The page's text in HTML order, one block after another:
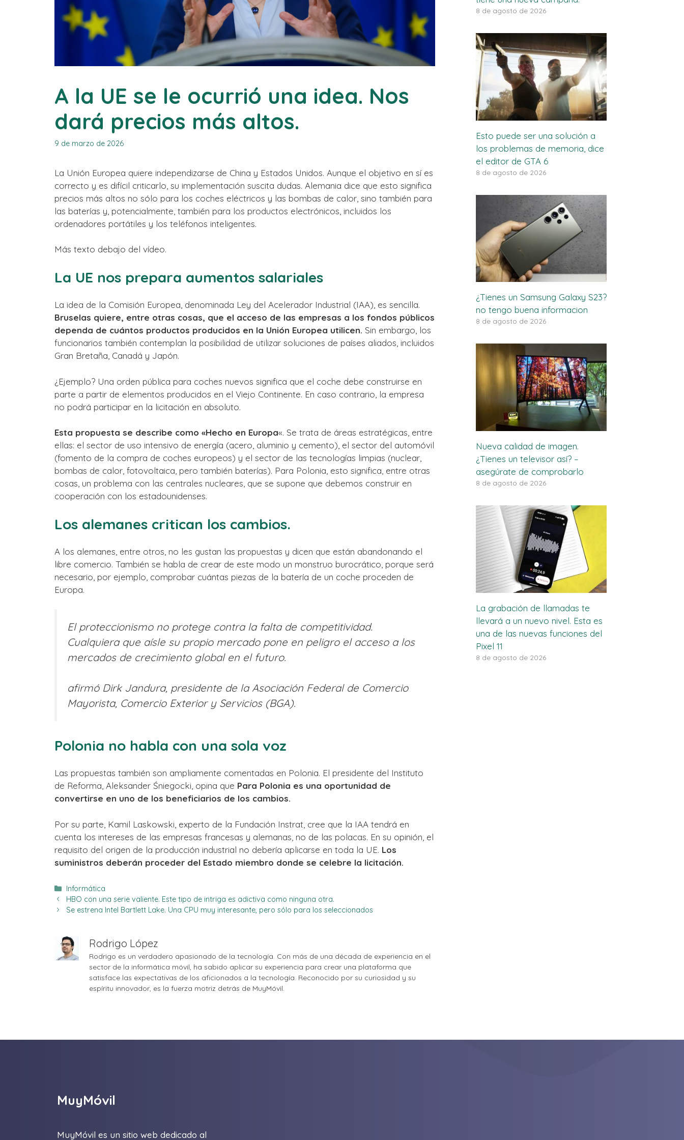
A la UE se le ocurrió una idea. Nos
dará precios más altos.
9 de marzo de 2026
La Unión Europea quiere independizarse de China y Estados Unidos. Aunque el objetivo en sí es
correcto y es difícil criticarlo, su implementación suscita dudas. Alemania dice que esto significa
precios más altos no sólo para los coches eléctricos y las bombas de calor, sino también para
las baterías y, potencialmente, también para los productos electrónicos, incluidos los
ordenadores portátiles y los teléfonos inteligentes.
Más texto debajo del vídeo.
La UE nos prepara aumentos salariales
La idea de la Comisión Europea, denominada Ley del Acelerador Industrial (IAA), es sencilla.
Bruselas quiere, entre otras cosas, que el acceso de las empresas a los fondos públicos
dependa de cuántos productos producidos en la Unión Europea utilicen. Sin embargo, los
funcionarios también contemplan la posibilidad de utilizar soluciones de países aliados, incluidos
Gran Bretaña, Canadá y Japón.
¿Ejemplo? Una orden pública para coches nuevos significa que el coche debe construirse en
parte a partir de elementos producidos en el Viejo Continente. En caso contrario, la empresa
no podrá participar en la licitación en absoluto.
Esta propuesta se describe como «Hecho en Europa«. Se trata de áreas estratégicas, entre
ellas: el sector de uso intensivo de energía (acero, aluminio y cemento), el sector del automóvil
(fomento de la compra de coches europeos) y el sector de las tecnologías limpias (nuclear,
bombas de calor, fotovoltaica, pero también baterías). Para Polonia, esto significa, entre otras
cosas, un problema con las centrales nucleares, que se supone que debemos construir en
cooperación con los estadounidenses.
Los alemanes critican los cambios.
A los alemanes, entre otros, no les gustan las propuestas y dicen que están abandonando el
libre comercio. También se habla de crear de este modo un monstruo burocrático, porque será
necesario, por ejemplo, comprobar cuántas piezas de la batería de un coche proceden de
Europa.
El proteccionismo no protege contra la falta de competitividad.
Cualquiera que aísle su propio mercado pone en peligro el acceso a los
mercados de crecimiento global en el futuro.
afirmó Dirk Jandura, presidente de la Asociación Federal de Comercio
Mayorista, Comercio Exterior y Servicios (BGA).
Polonia no habla con una sola voz
Las propuestas también son ampliamente comentadas en Polonia. El presidente del Instituto
de Reforma, Aleksander Śniegocki, opina que Para Polonia es una oportunidad de
convertirse en uno de los beneficiarios de los cambios.
Por su parte, Kamil Laskowski, experto de la Fundación Instrat, cree que la IAA tendrá en
cuenta los intereses de las empresas francesas y alemanas, no de las polacas. En su opinión, el
requisito del origen de la producción industrial no debería aplicarse en toda la UE. Los
suministros deberán proceder del Estado miembro donde se celebre la licitación.
Categorías
Informática
HBO con una serie valiente. Este tipo de intriga es adictiva como ninguna otra.
Se estrena Intel Bartlett Lake. Una CPU muy interesante, pero sólo para los seleccionados
Rodrigo López
Rodrigo es un verdadero apasionado de la tecnología. Con más de una década de experiencia en el
sector de la informática móvil, ha sabido aplicar su experiencia para crear una plataforma que
satisface las expectativas de los aficionados a la tecnología. Reconocido por su curiosidad y su
espíritu innovador, es la fuerza motriz detrás de MuyMóvil.
8 de agosto de 2026
Esto puede ser una solución a
los problemas de memoria, dice
el editor de GTA 6
8 de agosto de 2026
¿Tienes un Samsung Galaxy S23?
no tengo buena informacion
8 de agosto de 2026
Nueva calidad de imagen.
¿Tienes un televisor así? –
asegúrate de comprobarlo
8 de agosto de 2026
La grabación de llamadas te
llevará a un nuevo nivel. Esta es
una de las nuevas funciones del
Pixel 11
8 de agosto de 2026
MuyMóvil
MuyMóvil es un sitio web dedicado al